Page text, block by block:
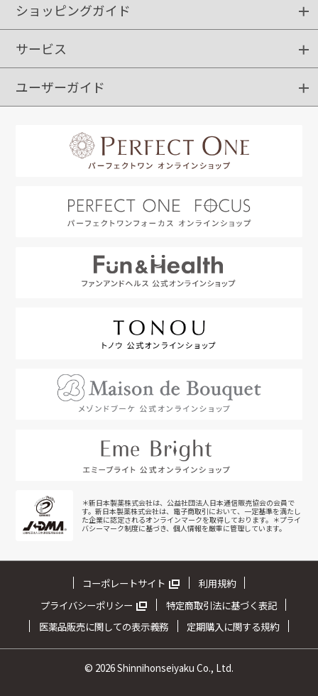
ショッピングガイド
ショッピングガイド
ご注文方法
送料・配送
クーポンご利用方法
サービス
定期購入
ポイントサービス
お知らせメール
ユーザーガイド
＊新日本製薬株式会社は、公益社団法人日本通信販売協会の会員で
す。新日本製薬株式会社は、電子商取引において、一定基準を満たし
た企業に認定されるオンラインマークを取得しております。＊プライ
バシーマーク制度に基づき、個人情報を厳重に管理しています。
コーポレートサイト
利用規約
プライバシーポリシー
特定商取引法に基づく表記
医薬品販売に関しての表示義務
定期購入に関する規約
© 2026 Shinnihonseiyaku Co., Ltd.